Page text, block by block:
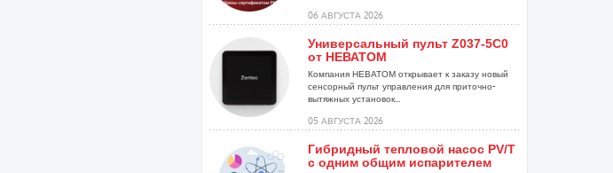
06 АВГУСТА 2026
Универсальный пульт Z037-5C0
от НЕВАТОМ
Компания НЕВАТОМ открывает к заказу новый
сенсорный пульт управления для приточно-
вытяжных установок...
05 АВГУСТА 2026
Гибридный тепловой насос PV/T
с одним общим испарителем